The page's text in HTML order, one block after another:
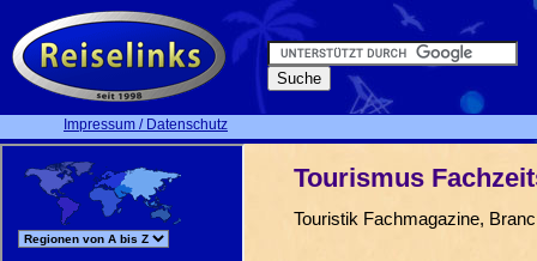
Impressum / Datenschutz
Tourismus
Touristik Fachmagazine,